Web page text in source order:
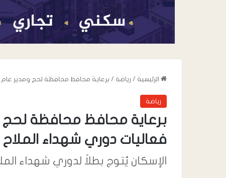
الرئيسية / رياضة / برعاية محافظ محافظة لحج ومدير عام
رياضة
برعاية محافظ محافظة لحج
فعاليات دوري شهداء الملاح
الإسكان يُتوج بطلاً لدوري شهداء